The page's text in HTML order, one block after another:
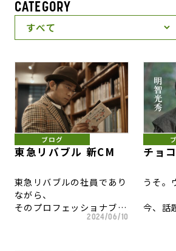
CATEGORY
すべて
ブログ
2024/06/10
東急リバブル 新CM
東急リバブルの社員であり
ながら、
そのプロフェッショナブル
チョ
うそ。
今、話